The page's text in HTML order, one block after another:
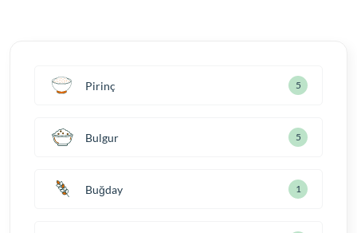
Pirinç 5
Bulgur 5
Buğday 1